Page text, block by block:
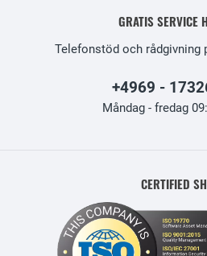
GRATIS SERVICE
Telefonstöd och rådgivning
+4969 -
Måndag - fredag
CERTIFIED